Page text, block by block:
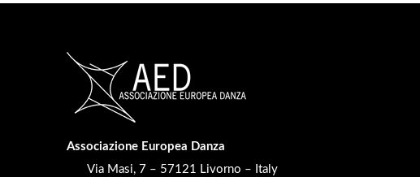
Associazione Europea Danza
Via Masi, 7 – 57121 Livorno – Italy